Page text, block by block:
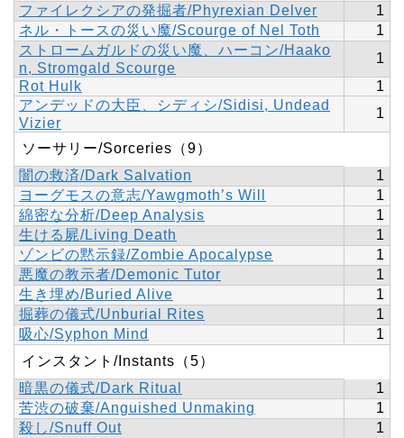
ファイレクシアの発掘者/Phyrexian Delver
1
ネル・トースの災い魔/Scourge of Nel Toth
1
ストロームガルドの災い魔、ハーコン/Haako
n, Stromgald Scourge
1
Rot Hulk
1
アンデッドの大臣、シディシ/Sidisi, Undead
Vizier
1
ソーサリー/Sorceries（9）
闇の救済/Dark Salvation
1
ヨーグモスの意志/Yawgmoth’s Will
1
綿密な分析/Deep Analysis
1
生ける屍/Living Death
1
ゾンビの黙示録/Zombie Apocalypse
1
悪魔の教示者/Demonic Tutor
1
生き埋め/Buried Alive
1
掘葬の儀式/Unburial Rites
1
吸心/Syphon Mind
1
インスタント/Instants（5）
暗黒の儀式/Dark Ritual
1
苦渋の破棄/Anguished Unmaking
1
殺し/Snuff Out
1